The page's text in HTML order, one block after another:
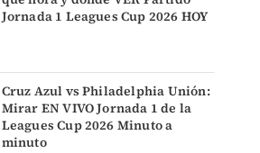
Jornada 1 Leagues Cup 2026 HOY
Cruz Azul vs Philadelphia Unión:
Mirar EN VIVO Jornada 1 de la
Leagues Cup 2026 Minuto a
minuto